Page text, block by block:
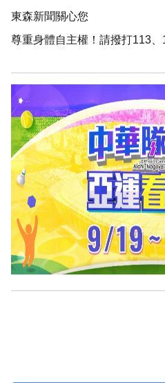
東森新聞關心您
尊重身體自主權！請撥打113、